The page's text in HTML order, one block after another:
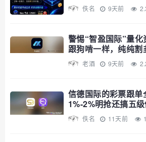
佚名 9天前
警惕“智盈国际”量
跟狗啃一样，纯纯割
老酒 9天前
信德国际的彩票跟单
1%-2%明抢还搞五
继续割
佚名 11天前